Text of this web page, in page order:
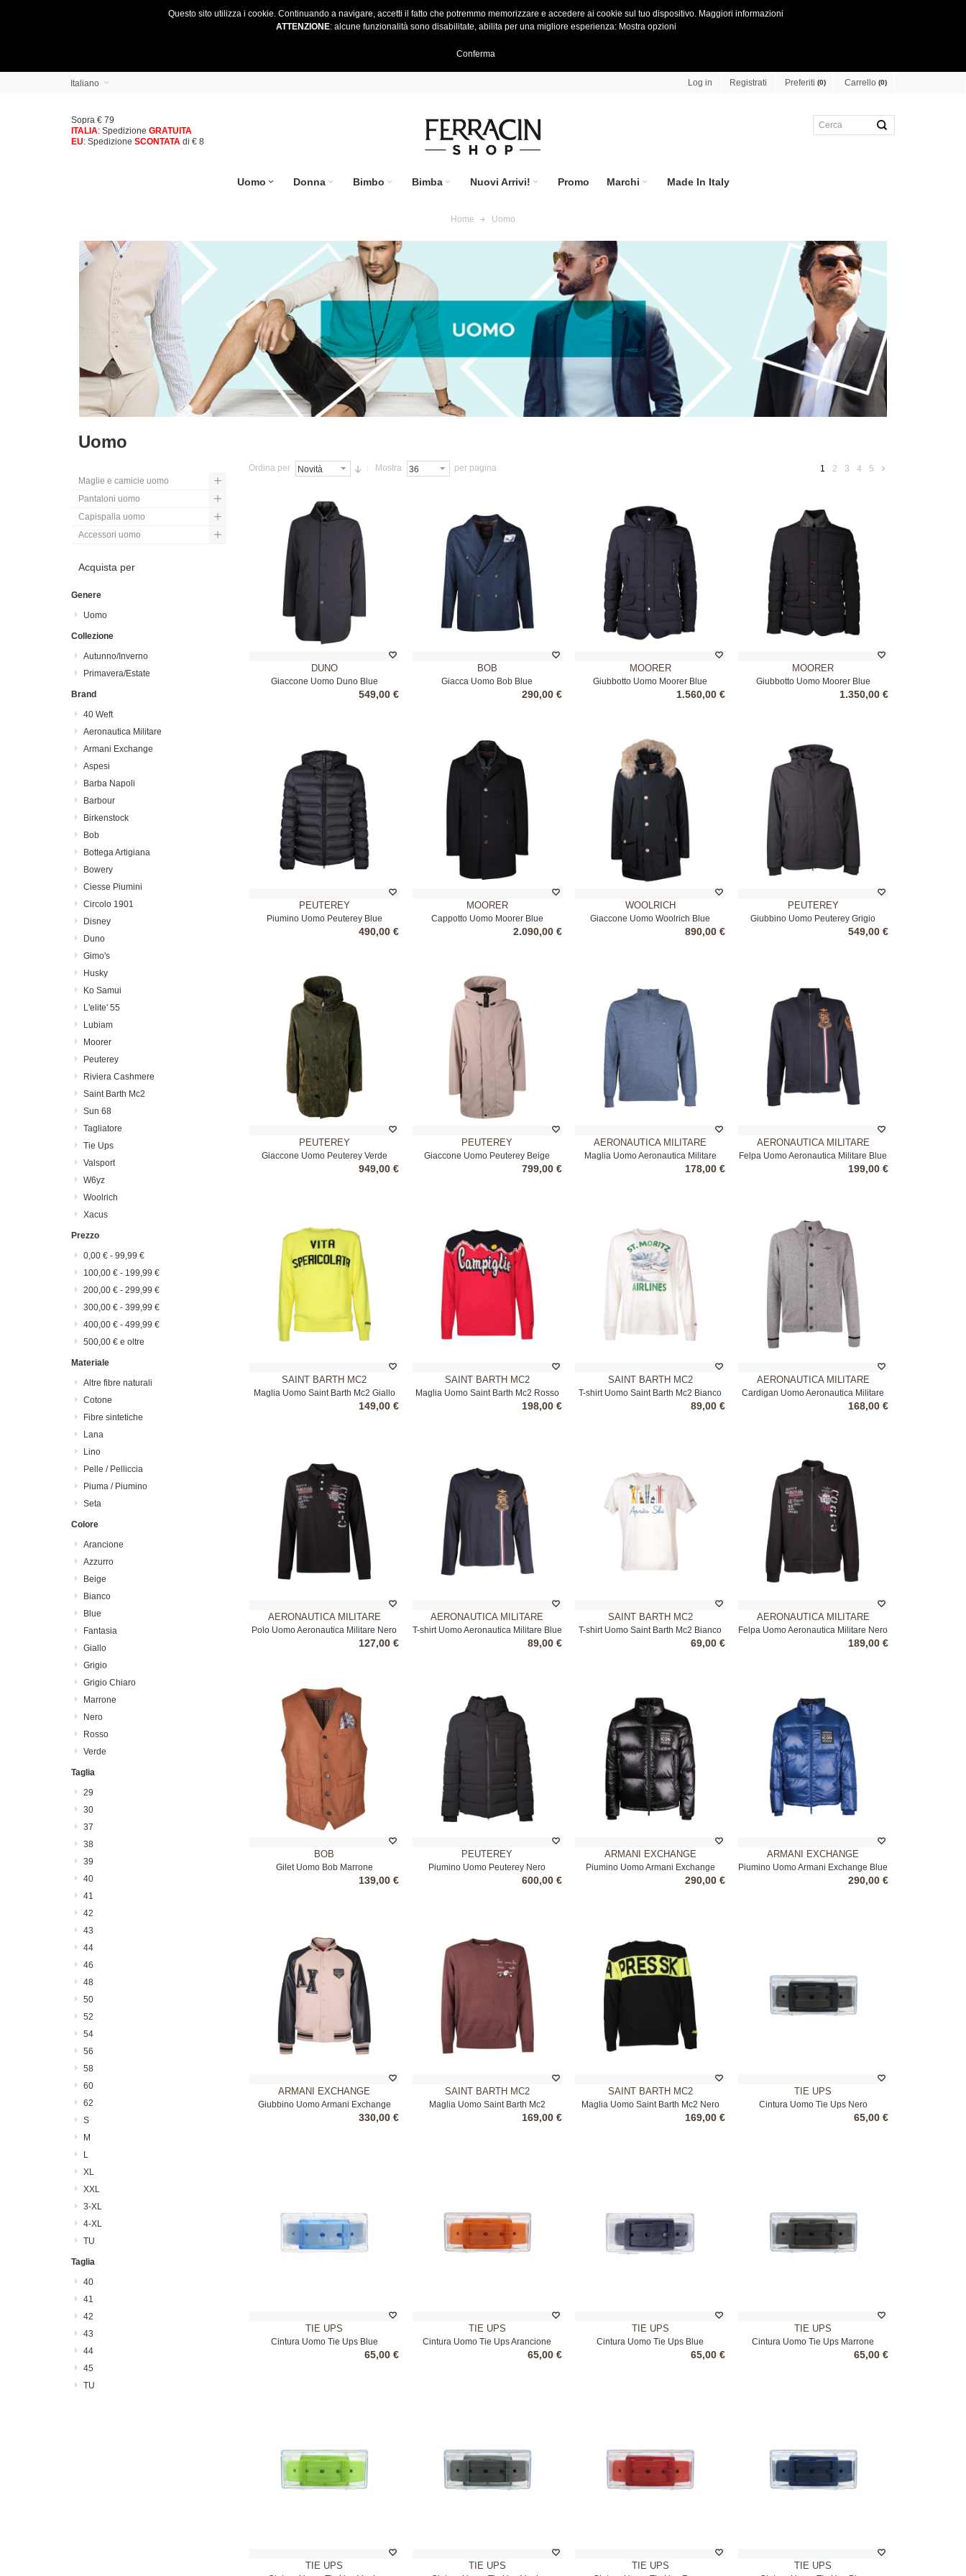
Questo sito utilizza i cookie. Continuando a navigare, accetti il fatto che potremmo memorizzare e accedere ai cookie sul tuo dispositivo. Maggiori informazioni
ATTENZIONE: alcune funzionalità sono disabilitate, abilita per una migliore esperienza: Mostra opzioni
Conferma
Italiano Preferiti (0) Carrello (0)
Log in Registrati
Sopra € 79
ITALIA: Spedizione GRATUITA
EU: Spedizione SCONTATA di € 8
Uomo Donna Bimbo Bimba Nuovi Arrivi! Promo Marchi Made In Italy
Home Uomo
Uomo
Ordina per Mostra per pagina 1 2 3 4 5
DUNO
Giaccone Uomo Duno Blue
549,00 €
BOB
Giacca Uomo Bob Blue
290,00 €
MOORER
Giubbotto Uomo Moorer Blue
1.560,00 €
MOORER
Giubbotto Uomo Moorer Blue
1.350,00 €
PEUTEREY
Piumino Uomo Peuterey Blue
490,00 €
MOORER
Cappotto Uomo Moorer Blue
2.090,00 €
WOOLRICH
Giaccone Uomo Woolrich Blue
890,00 €
PEUTEREY
Giubbino Uomo Peuterey Grigio
549,00 €
PEUTEREY
Giaccone Uomo Peuterey Verde
949,00 €
PEUTEREY
Giaccone Uomo Peuterey Beige
799,00 €
AERONAUTICA MILITARE
Maglia Uomo Aeronautica Militare
178,00 €
AERONAUTICA MILITARE
Felpa Uomo Aeronautica Militare Blue
199,00 €
SAINT BARTH MC2
Maglia Uomo Saint Barth Mc2 Giallo
149,00 €
SAINT BARTH MC2
Maglia Uomo Saint Barth Mc2 Rosso
198,00 €
SAINT BARTH MC2
T-shirt Uomo Saint Barth Mc2 Bianco
89,00 €
AERONAUTICA MILITARE
Cardigan Uomo Aeronautica Militare
168,00 €
AERONAUTICA MILITARE
Polo Uomo Aeronautica Militare Nero
127,00 €
AERONAUTICA MILITARE
T-shirt Uomo Aeronautica Militare Blue
89,00 €
SAINT BARTH MC2
T-shirt Uomo Saint Barth Mc2 Bianco
69,00 €
AERONAUTICA MILITARE
Felpa Uomo Aeronautica Militare Nero
189,00 €
BOB
Gilet Uomo Bob Marrone
139,00 €
PEUTEREY
Piumino Uomo Peuterey Nero
600,00 €
ARMANI EXCHANGE
Piumino Uomo Armani Exchange
290,00 €
ARMANI EXCHANGE
Piumino Uomo Armani Exchange Blue
290,00 €
ARMANI EXCHANGE
Giubbino Uomo Armani Exchange
330,00 €
SAINT BARTH MC2
Maglia Uomo Saint Barth Mc2
169,00 €
SAINT BARTH MC2
Maglia Uomo Saint Barth Mc2 Nero
169,00 €
TIE UPS
Cintura Uomo Tie Ups Nero
65,00 €
TIE UPS
Cintura Uomo Tie Ups Blue
65,00 €
TIE UPS
Cintura Uomo Tie Ups Arancione
65,00 €
TIE UPS
Cintura Uomo Tie Ups Blue
65,00 €
TIE UPS
Cintura Uomo Tie Ups Marrone
65,00 €
TIE UPS TIE UPS TIE UPS TIE UPS
Maglie e camicie uomo
Pantaloni uomo
Capispalla uomo
Accessori uomo
Acquista per
Genere
Uomo
Collezione
Autunno/Inverno
Primavera/Estate
Brand
40 Weft
Aeronautica Militare
Armani Exchange
Aspesi
Barba Napoli
Barbour
Birkenstock
Bob
Bottega Artigiana
Bowery
Ciesse Piumini
Circolo 1901
Disney
Duno
Gimo's
Husky
Ko Samui
L'elite' 55
Lubiam
Moorer
Peuterey
Riviera Cashmere
Saint Barth Mc2
Sun 68
Tagliatore
Tie Ups
Valsport
W6yz
Woolrich
Xacus
Prezzo
0,00 € - 99,99 €
100,00 € - 199,99 €
200,00 € - 299,99 €
300,00 € - 399,99 €
400,00 € - 499,99 €
500,00 € e oltre
Materiale
Altre fibre naturali
Cotone
Fibre sintetiche
Lana
Lino
Pelle / Pelliccia
Piuma / Piumino
Seta
Colore
Arancione
Azzurro
Beige
Bianco
Blue
Fantasia
Giallo
Grigio
Grigio Chiaro
Marrone
Nero
Rosso
Verde
Taglia
29
30
37
38
39
40
41
42
43
44
46
48
50
52
54
56
58
60
62
S
M
L
XL
XXL
3-XL
4-XL
TU
Taglia
40
41
42
43
44
45
TU